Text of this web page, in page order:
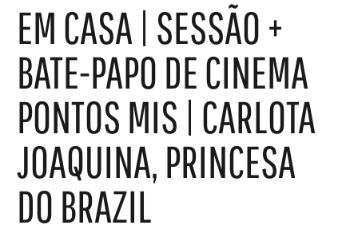
EM CASA | SESSÃO +
BATE-PAPO DE CINEMA
PONTOS MIS | CARLOTA
JOAQUINA, PRINCESA
DO BRAZIL